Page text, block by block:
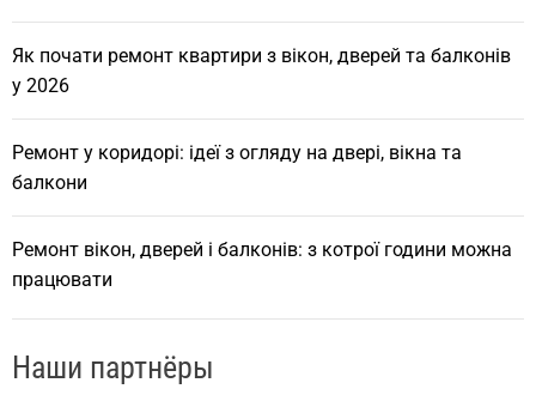
Як почати ремонт квартири з вікон, дверей та балконів
у 2026
Ремонт у коридорі: ідеї з огляду на двері, вікна та
балкони
Ремонт вікон, дверей і балконів: з котрої години можна
працювати
Наши партнёры